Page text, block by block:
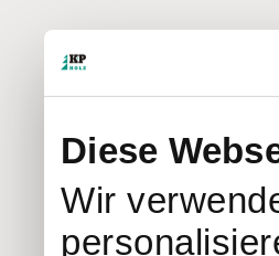
Diese
Wir